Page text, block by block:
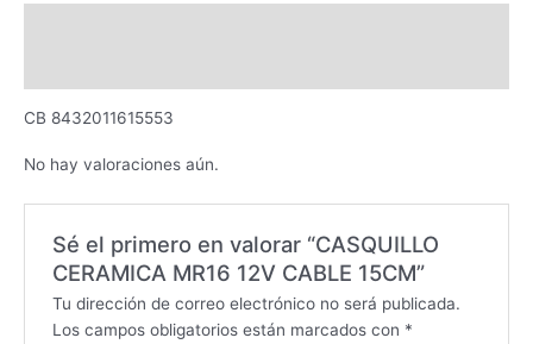
CB 8432011615553
No hay valoraciones aún.
Sé el primero en valorar “CASQUILLO
CERAMICA MR16 12V CABLE 15CM”
Tu dirección de correo electrónico no será publicada.
Los campos obligatorios están marcados con *